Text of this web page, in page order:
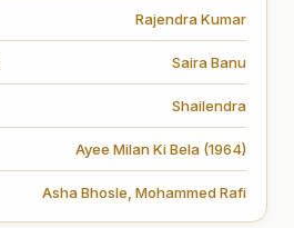
Rajendra Kumar
Saira Banu
Shailendra
Ayee Milan Ki Bela (1964)
Asha Bhosle Mohammed Rafi